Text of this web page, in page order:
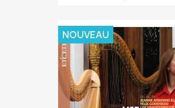
NOUVEAU